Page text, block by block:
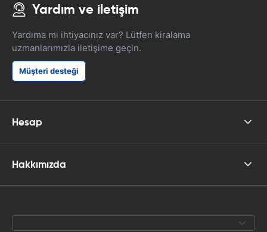
Yardım ve iletişim
Yardıma mı ihtiyacınız var? Lütfen kiralama
uzmanlarımızla iletişime geçin.
Müşteri desteği
Hesap
Hakkımızda